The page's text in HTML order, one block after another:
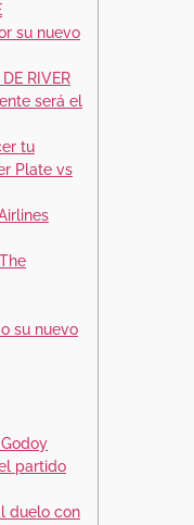
su nuevo
RIVER
será el
tu
Plate vs
su nuevo
partido
duelo con